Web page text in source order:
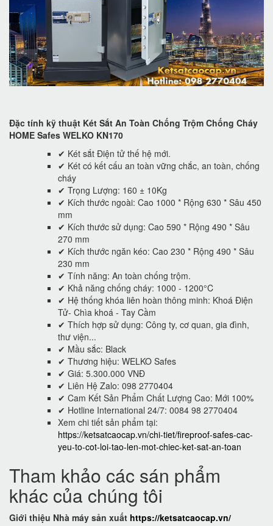
Đặc tính kỹ thuật Két Sắt An Toàn Chống Trộm Chống Cháy
HOME Safes WELKO KN170
✔ Két sắt Điện tử thế hệ mới.
✔ Két có kết cấu an toàn vững chắc, an toàn, chống
cháy
✔ Trọng Lượng: 160 ± 10Kg
✔ Kích thước ngoài: Cao 1000 * Rộng 630 * Sâu 450
mm
✔ Kích thước sử dụng: Cao 590 * Rộng 490 * Sâu
270 mm
✔ Kích thước ngăn kéo: Cao 230 * Rộng 490 * Sâu
230 mm
✔ Tính năng: An toàn chống trộm.
✔ Khả năng chống cháy: 1000 - 1200°C
✔ Hệ thống khóa liên hoàn thông minh: Khoá Điện
Tử- Chìa khoá - Tay Cầm
✔ Thích hợp sử dụng: Công ty, cơ quan, gia đình,
thư viện...
✔ Mầu sắc: Black
✔ Thương hiệu: WELKO Safes
✔ Giá: 5.300.000 VNĐ
✔ Liên Hệ Zalo: 098 2770404
✔ Cam Kết Sản Phẩm Chất Lượng Cao: Mới 100%
✔ Hotline International 24/7: 0084 98 2770404
Xem chi tiết sản phẩm tại:
https://ketsatcaocap.vn/chi-tiet/fireproof-safes-cac-
yeu-to-cot-loi-tao-len-mot-chiec-ket-sat-an-toan
Tham khảo các sán phẩm
khác của chúng tôi
Giới thiệu Nhà máy sản xuất https://ketsatcaocap.vn/